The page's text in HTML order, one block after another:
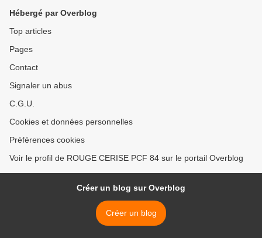
Hébergé par Overblog
Top articles
Pages
Contact
Signaler un abus
C.G.U.
Cookies et données personnelles
Préférences cookies
Voir le profil de ROUGE CERISE PCF 84 sur le portail Overblog
Créer un blog sur Overblog
Créer un blog